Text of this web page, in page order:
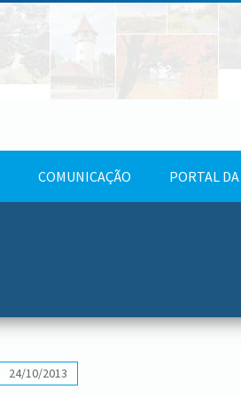
COMUNICAÇÃO PORTAL
24/10/2013